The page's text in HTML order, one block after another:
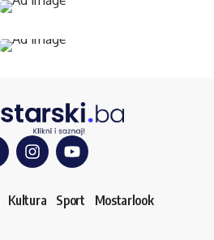
Kultura Sport Mostarlook